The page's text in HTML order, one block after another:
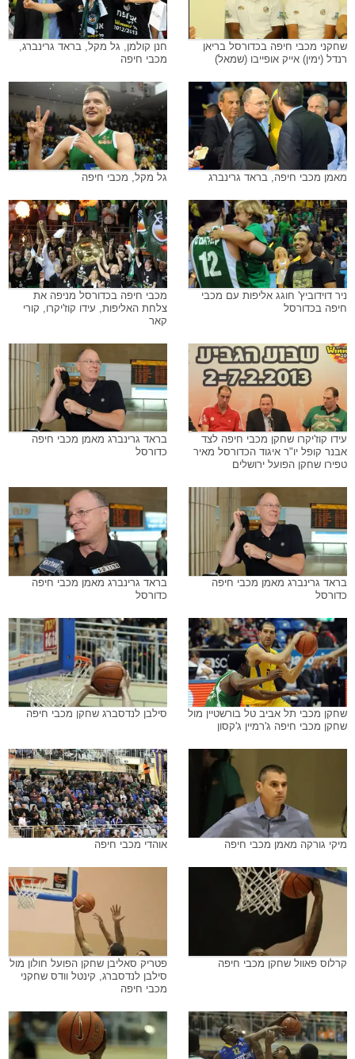
שחקני מכבי חיפה בכדורסל בריאן
רנדל (ימין) אייק אופייבו (שמאל)
חנן קולמן, גל מקל, בראד גרינברג,
מכבי חיפה
מאמן מכבי חיפה, בראד גרינברג גל מקל, מכבי חיפה
ניר דוידוביץ' חוגג אליפות עם מכבי
חיפה בכדורסל
מכבי חיפה בכדורסל מניפה את
צלחת האליפות, עידו קוז'יקרו, קורי
קאר
עידו קוז'יקרו שחקן מכבי חיפה לצד
אבנר קופל יו"ר איגוד הכדורסל מאיר
טפירו שחקן הפועל ירושלים
בראד גרינברג מאמן מכבי חיפה
כדורסל
בראד גרינברג מאמן מכבי חיפה
כדורסל
בראד גרינברג מאמן מכבי חיפה
כדורסל
שחקן מכבי תל אביב טל בורשטיין מול
שחקן מכבי חיפה ג'רמיין ג'קסון
סילבן לנדסברג שחקן מכבי חיפה
מיקי גורקה מאמן מכבי חיפה אוהדי מכבי חיפה
קרלוס פאוול שחקן מכבי חיפה
פטריק סאליבן שחקן הפועל חולון מול
סילבן לנדסברג, קינטל וודס שחקני
מכבי חיפה